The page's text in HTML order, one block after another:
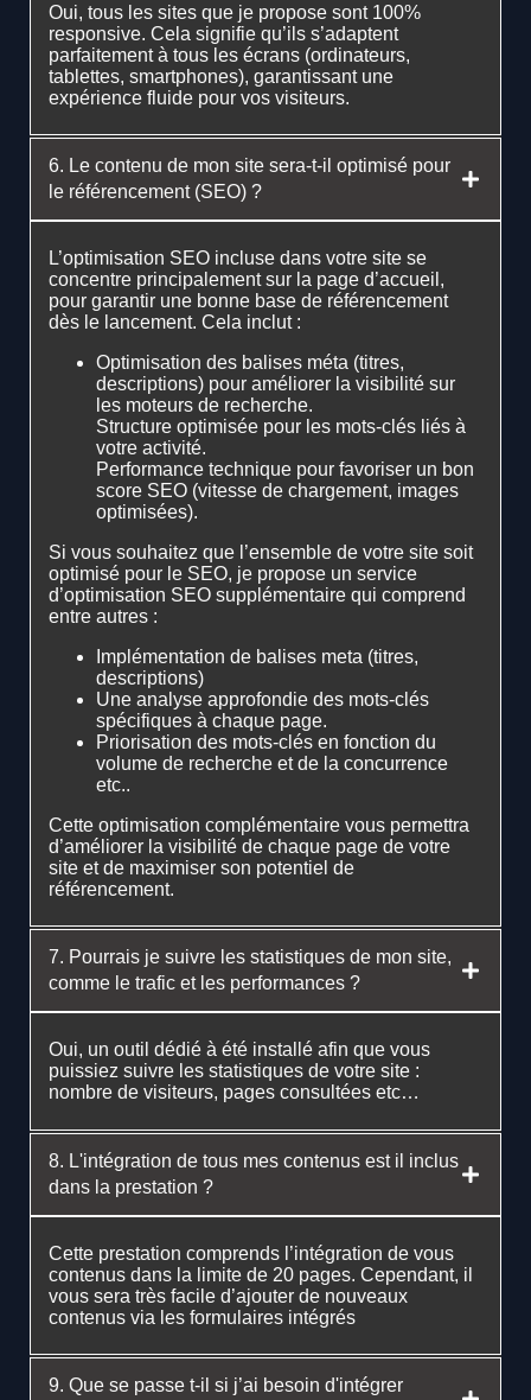
Oui, tous les sites que je propose sont 100%
responsive. Cela signifie qu’ils s’adaptent
parfaitement à tous les écrans (ordinateurs,
tablettes, smartphones), garantissant une
expérience fluide pour vos visiteurs.
6. Le contenu de mon site sera-t-il optimisé pour
le référencement (SEO) ?
L’optimisation SEO incluse dans votre site se
concentre principalement sur la page d’accueil,
pour garantir une bonne base de référencement
dès le lancement. Cela inclut :
Optimisation des balises méta (titres,
descriptions) pour améliorer la visibilité sur
les moteurs de recherche.
Structure optimisée pour les mots-clés liés à
votre activité.
Performance technique pour favoriser un bon
score SEO (vitesse de chargement, images
optimisées).
Si vous souhaitez que l’ensemble de votre site soit
optimisé pour le SEO, je propose un service
d’optimisation SEO supplémentaire qui comprend
entre autres :
Implémentation de balises meta (titres,
descriptions)
Une analyse approfondie des mots-clés
spécifiques à chaque page.
Priorisation des mots-clés en fonction du
volume de recherche et de la concurrence
etc..
Cette optimisation complémentaire vous permettra
d’améliorer la visibilité de chaque page de votre
site et de maximiser son potentiel de
référencement.
7. Pourrais je suivre les statistiques de mon site,
comme le trafic et les performances ?
Oui, un outil dédié à été installé afin que vous
puissiez suivre les statistiques de votre site :
nombre de visiteurs, pages consultées etc…
8. L'intégration de tous mes contenus est il inclus
dans la prestation ?
Cette prestation comprends l’intégration de vous
contenus dans la limite de 20 pages. Cependant, il
vous sera très facile d’ajouter de nouveaux
contenus via les formulaires intégrés
9. Que se passe t-il si j’ai besoin d'intégrer